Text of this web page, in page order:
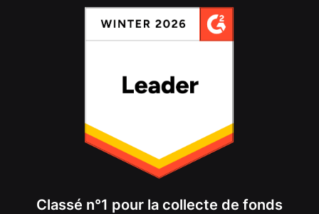
Classé n°1 pour la collecte de fonds